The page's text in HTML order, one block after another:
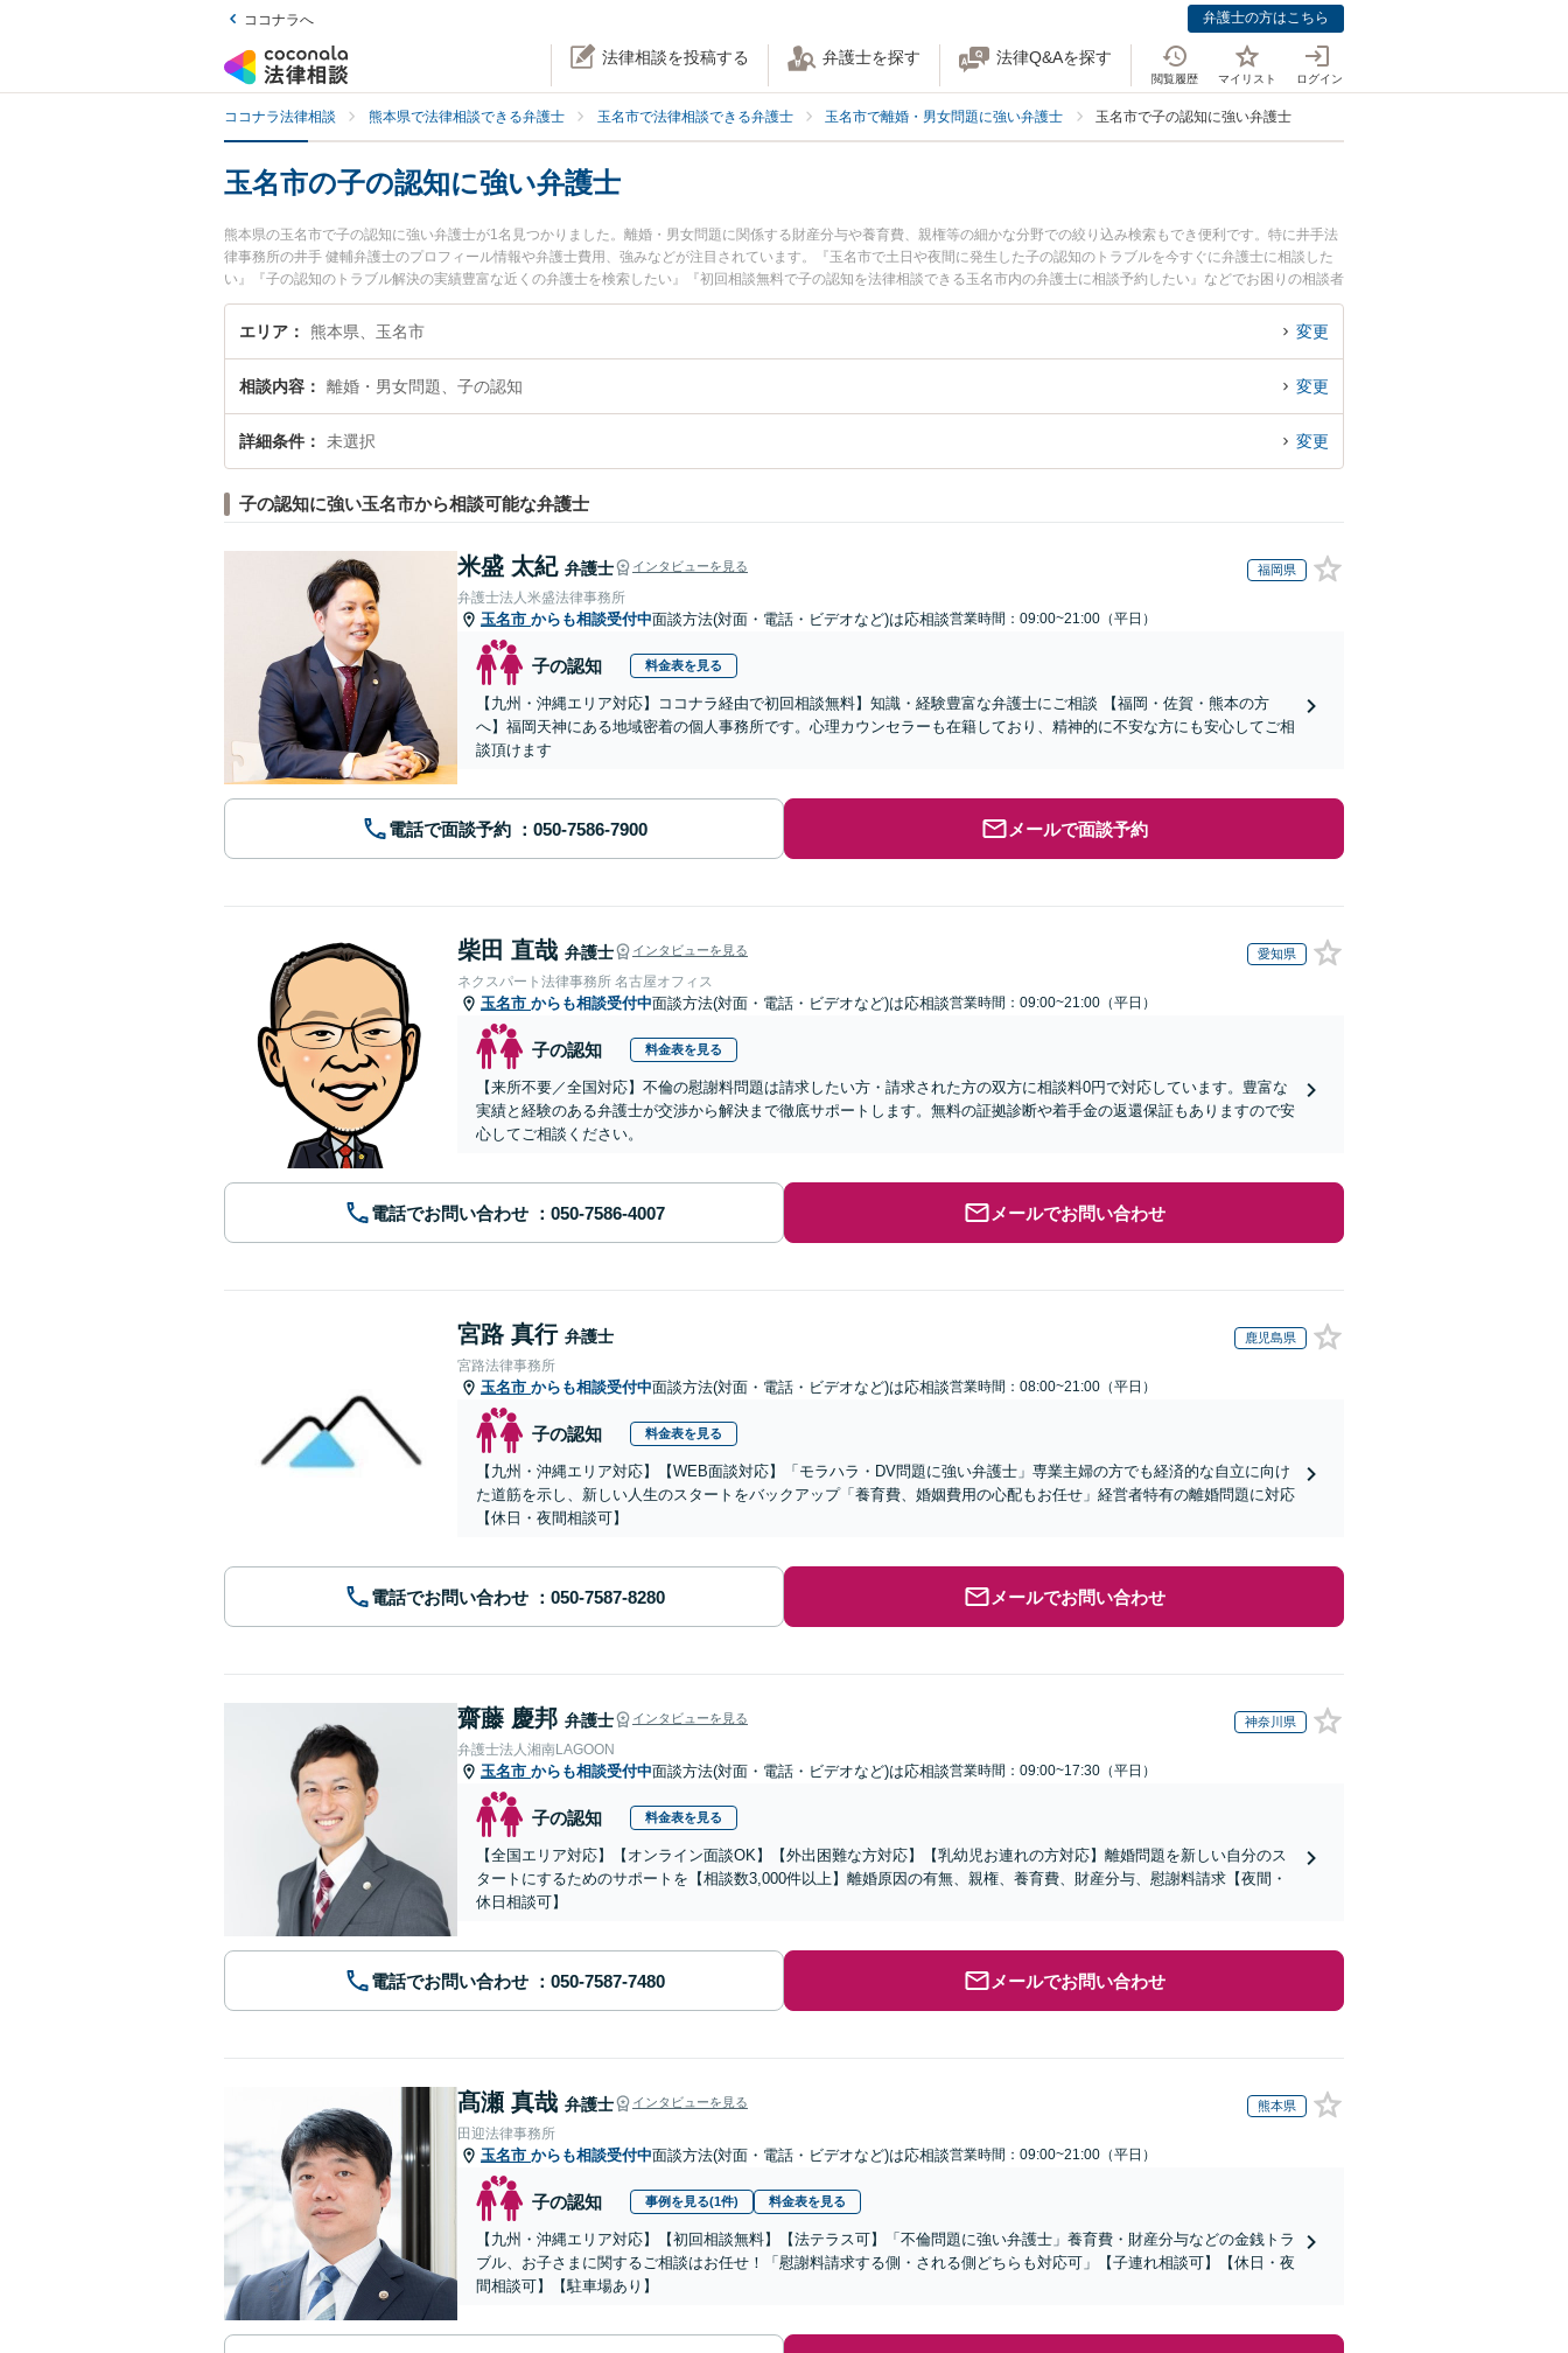
ココナラへ 弁護士の方はこちら
法律相談を投稿する 弁護士を探す 法律Q&Aを探す
閲覧履歴 マイリスト ログイン
ココナラ法律相談 熊本県で法律相談できる弁護士 玉名市で法律相談できる弁護士 玉名市で離婚・男女問題に強い弁護士 玉名市で子の認知に強い弁護士
玉名市の子の認知に強い弁護士
熊本県の玉名市で子の認知に強い弁護士が1名見つかりました。離婚・男女問題に関係する財産分与や養育費、親権等の細かな分野での絞り込み検索もでき便利です。特に井手法
律事務所の井手 健輔弁護士のプロフィール情報や弁護士費用、強みなどが注目されています。『玉名市で土日や夜間に発生した子の認知のトラブルを今すぐに弁護士に相談した
い』『子の認知のトラブル解決の実績豊富な近くの弁護士を検索したい』『初回相談無料で子の認知を法律相談できる玉名市内の弁護士に相談予約したい』などでお困りの相談者
さんにおすすめです。
エリア 熊本県、玉名市 変更
相談内容 離婚・男女問題、子の認知 変更
詳細条件 未選択 変更
子の認知に強い玉名市から相談可能な弁護士
米盛 太紀 弁護士 インタビューを見る 福岡県
弁護士法人米盛法律事務所
玉名市 からも相談受付中面談方法(対面・電話・ビデオなど)は応相談営業時間：09:00~21:00（平日）
子の認知 料金表を見る
【九州・沖縄エリア対応】ココナラ経由で初回相談無料】知識・経験豊富な弁護士にご相談 【福岡・佐賀・熊本の方
へ】福岡天神にある地域密着の個人事務所です。心理カウンセラーも在籍しており、精神的に不安な方にも安心してご相
談頂けます
電話で面談予約 メールで面談予約
柴田 直哉 弁護士 インタビューを見る 愛知県
ネクスパート法律事務所 名古屋オフィス
玉名市 からも相談受付中面談方法(対面・電話・ビデオなど)は応相談営業時間：09:00~21:00（平日）
子の認知 料金表を見る
【来所不要／全国対応】不倫の慰謝料問題は請求したい方・請求された方の双方に相談料0円で対応しています。豊富な
実績と経験のある弁護士が交渉から解決まで徹底サポートします。無料の証拠診断や着手金の返還保証もありますので安
心してご相談ください。
電話でお問い合わせ メールでお問い合わせ
宮路 真行 弁護士 鹿児島県
宮路法律事務所
玉名市 からも相談受付中面談方法(対面・電話・ビデオなど)は応相談営業時間：08:00~21:00（平日）
子の認知 料金表を見る
【九州・沖縄エリア対応】【WEB面談対応】「モラハラ・DV問題に強い弁護士」専業主婦の方でも経済的な自立に向け
た道筋を示し、新しい人生のスタートをバックアップ「養育費、婚姻費用の心配もお任せ」経営者特有の離婚問題に対応
【休日・夜間相談可】
電話でお問い合わせ メールでお問い合わせ
齋藤 慶邦 弁護士 インタビューを見る 神奈川県
弁護士法人湘南LAGOON
玉名市 からも相談受付中面談方法(対面・電話・ビデオなど)は応相談営業時間：09:00~17:30（平日）
子の認知 料金表を見る
【全国エリア対応】【オンライン面談OK】【外出困難な方対応】【乳幼児お連れの方対応】離婚問題を新しい自分のス
タートにするためのサポートを【相談数3,000件以上】離婚原因の有無、親権、養育費、財産分与、慰謝料請求【夜間・
休日相談可】
電話でお問い合わせ メールでお問い合わせ
髙瀬 真哉 弁護士 インタビューを見る 熊本県
田迎法律事務所
玉名市 からも相談受付中面談方法(対面・電話・ビデオなど)は応相談営業時間：09:00~21:00（平日）
子の認知 事例を見る(1件) 料金表を見る
【九州・沖縄エリア対応】【初回相談無料】【法テラス可】「不倫問題に強い弁護士」養育費・財産分与などの金銭トラ
ブル、お子さまに関するご相談はお任せ！「慰謝料請求する側・される側どちらも対応可」【子連れ相談可】【休日・夜
間相談可】【駐車場あり】